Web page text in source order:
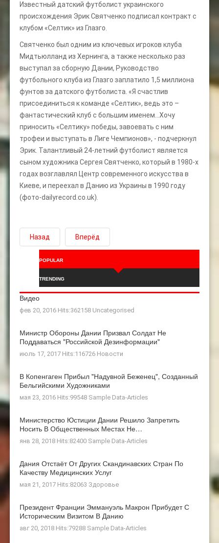
Известный датский футболист украинского
происхождения Эрик Святченко подписал контракт с
клубом «Селтик» из Глазго.
Святченко был одним из ключевых игроков клуба
Мидтьюлланд из Хернинга, а также несколько раз
выступал за сборную Дании, Руководство
футбольного клуба из Глазго заплатило 1,5 миллиона
фунтов за датского футболиста. «Я счастлив
присоединиться к команде «Селтик», ведь это –
фантастический клуб с большим именем…Хочу
приносить «Селтику» победы, завоевать с ним
трофеи и выступать в Лиге Чемпионов», - подчеркнул
Эрик. Талантливый 24-летний футболист является
сыном художника Сергея Святченко, который в 1980-х
годах возглавлял Центр современного искусства в
Киеве, и переехал в Данию из Украины в 1990 году
(фото-dailyrecord.co.uk).
Назад Вперёд
POPULAR
TRENDING
Видео
фев 20, 2016 Hits:362158 Uncategorised
Министр Обороны Дании Призвал Солдат Не
Поддаваться "российской Дезинформации"
июль 17, 2017 Hits:116726 Новости
В Копенгаген Прибыл "Надувной Беженец", Созданный
Бельгийскими Художниками
мая 23, 2016 Hits:99548 Sample Data-Articles
Министерство Юстиции Дании Решило Запретить
Носить В Общественных Местах Не…
янв 28, 2018 Hits:82400 Sample Data-Articles
Дания Отстаёт От Других Скандинавских Стран По
Качеству Медицинских Услуг
мая 21, 2017 Hits:82063 Здоровье
Президент Франции Эммануэль Макрон Прибудет С
Историческим Визитом В Данию
авг 20, 2018 Hits:79288 Sample Data-Articles